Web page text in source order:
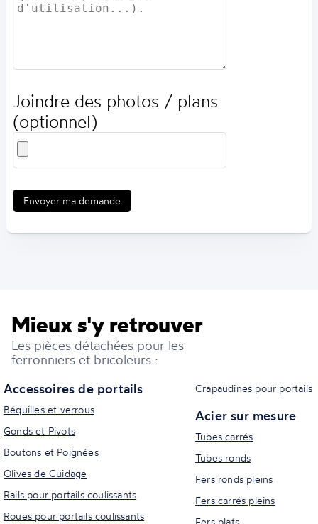
Joindre des photos / plans
(optionnel)
Envoyer ma demande
Mieux s'y retrouver
Les pièces détachées pour les
ferronniers et bricoleurs :
Accessoires de portails
Béquilles et verrous
Gonds et Pivots
Boutons et Poignées
Olives de Guidage
Rails pour portails coulissants
Roues pour portails coulissants
Crapaudines pour portails
Acier sur mesure
Tubes carrés
Tubes ronds
Fers ronds pleins
Fers carrés pleins